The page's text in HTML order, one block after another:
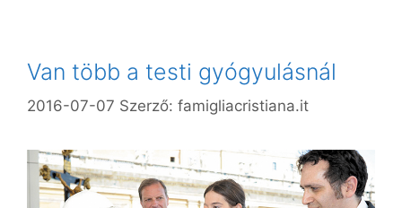
Van több a testi gyógyulásnál
2016-07-07 Szerző: famigliacristiana.it